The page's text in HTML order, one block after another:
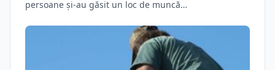
persoane şi-au găsit un loc de muncă…